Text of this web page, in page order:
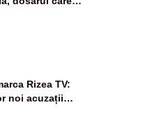
Rizea TV:
noi acuzații